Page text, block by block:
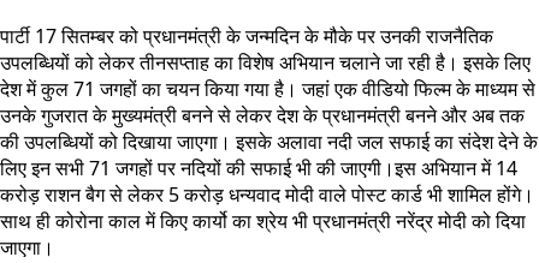
पार्टी 17 सितम्बर को प्रधानमंत्री के जन्मदिन के मौके पर उनकी राजनैतिक
उपलब्धियों को लेकर तीनसप्ताह का विशेष अभियान चलाने जा रही है। इसके लिए
देश में कुल 71 जगहों का चयन किया गया है। जहां एक वीडियो फिल्म के माध्यम से
उनके गुजरात के मुख्यमंत्री बनने से लेकर देश के प्रधानमंत्री बनने और अब तक
की उपलब्धियों को दिखाया जाएगा। इसके अलावा नदी जल सफाई का संदेश देने के
लिए इन सभी 71 जगहों पर नदियों की सफाई भी की जाएगी।इस अभियान में 14
करोड़ राशन बैग से लेकर 5 करोड़ धन्यवाद मोदी वाले पोस्ट कार्ड भी शामिल होंगे।
साथ ही कोरोना काल में किए कार्यो का श्रेय भी प्रधानमंत्री नरेंद्र मोदी को दिया
जाएगा।